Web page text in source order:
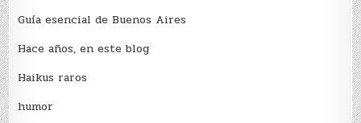
Guía esencial de Buenos Aires
Hace años, en este blog
Haikus raros
humor